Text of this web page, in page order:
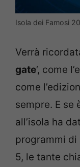
Isola dei Famosi
Verrà
gate‘, come
come
sempre. E se
all’isola ha
programmi di
5, le tante